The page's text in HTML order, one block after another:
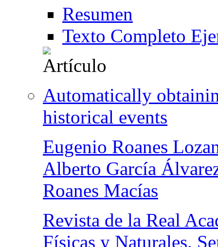
Resumen
Texto Completo
Automatically
historical events
Eugenio Roanes
Alberto García
Roanes Macías
Revista de la Real
Físicas y Naturales.